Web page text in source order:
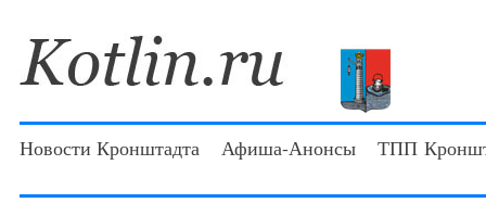
Новости Кронштадта Афиша-Анонсы ТПП